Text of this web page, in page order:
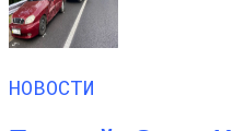
НОВОСТИ